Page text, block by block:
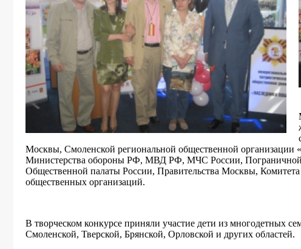
Москвы, Смоленской региональной общественной
Министерства обороны РФ, МВД РФ, МЧС России,
Общественной палаты России, Правительства Москвы,
общественных организаций.
В творческом конкурсе приняли участие дети из многодетных
Смоленской, Тверской, Брянской, Орловской и других областей.